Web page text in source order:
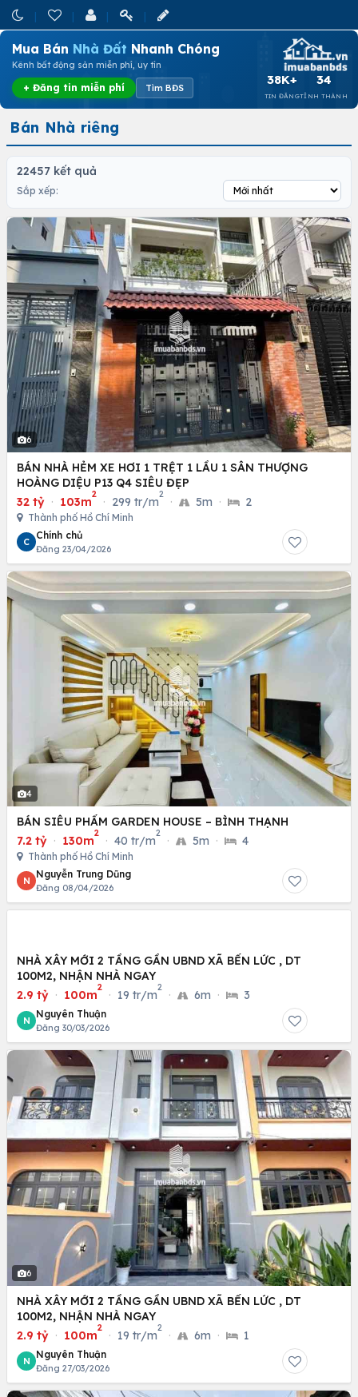
Mua Bán Nhà Đất Nhanh Chóng
Kênh bất động sản miễn phí, uy tín
+ Đăng tin miễn phí Tìm BĐS
38K+
TIN ĐĂNG
34
TỈNH THÀNH
Bán Nhà riêng
22457 kết quả
Sắp xếp:
6
BÁN NHÀ HẺM XE HƠI 1 TRỆT 1 LẦU 1 SÂN THƯỢNG
HOÀNG DIỆU P13 Q4 SIÊU ĐẸP
32 tỷ · 103m
2
· 299 tr/m
2
· 5m · 2
Thành phố Hồ Chí Minh
C
Chính chủ
Đăng 23/04/2026
4
BÁN SIÊU PHẨM GARDEN HOUSE – BÌNH THẠNH
7.2 tỷ · 130m
2
· 40 tr/m
2
· 5m · 4
Thành phố Hồ Chí Minh
N
Nguyễn Trung Dũng
Đăng 08/04/2026
NHÀ XÂY MỚI 2 TẦNG GẦN UBND XÃ BẾN LỨC , DT
100M2, NHẬN NHÀ NGAY
2.9 tỷ · 100m
2
· 19 tr/m
2
· 6m · 3
N
Nguyên Thuận
Đăng 30/03/2026
6
NHÀ XÂY MỚI 2 TẦNG GẦN UBND XÃ BẾN LỨC , DT
100M2, NHẬN NHÀ NGAY
2.9 tỷ · 100m
2
· 19 tr/m
2
· 6m · 1
N
Nguyên Thuận
Đăng 27/03/2026